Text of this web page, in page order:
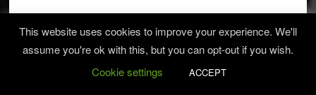
Log in
This website uses cookies to improve your experience. We'll
assume you're ok with this, but you can opt-out if you wish.
Cookie settings
ACCEPT